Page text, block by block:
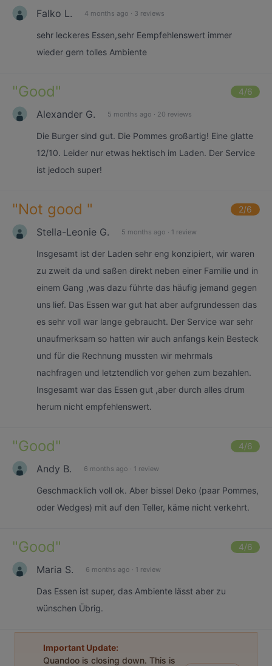
Falko L. 4 months ago · 3 reviews
sehr leckeres Essen,sehr Eempfehlenswert immer
wieder gern tolles Ambiente
"Good" 4/6
Alexander G. 5 months ago · 20 reviews
Die Burger sind gut. Die Pommes großartig! Eine glatte
12/10. Leider nur etwas hektisch im Laden. Der Service
ist jedoch super!
"Not good " 2/6
Stella-Leonie G. 5 months ago · 1 review
Insgesamt ist der Laden sehr eng konzipiert, wir waren
zu zweit da und saßen direkt neben einer Familie und in
einem Gang ,was dazu führte das häufig jemand gegen
uns lief. Das Essen war gut hat aber aufgrundessen das
es sehr voll war lange gebraucht. Der Service war sehr
unaufmerksam so hatten wir auch anfangs kein Besteck
und für die Rechnung mussten wir mehrmals
nachfragen und letztendlich vor gehen zum bezahlen.
Insgesamt war das Essen gut ,aber durch alles drum
herum nicht empfehlenswert.
"Good" 4/6
Andy B. 6 months ago · 1 review
Geschmacklich voll ok. Aber bissel Deko (paar Pommes,
oder Wedges) mit auf den Teller, käme nicht verkehrt.
"Good" 4/6
Maria S. 6 months ago · 1 review
Das Essen ist super, das Ambiente lässt aber zu
wünschen Übrig.
Important Update:
Quandoo is closing down. This is